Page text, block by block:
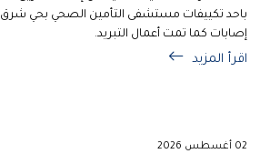
باحد تكييفات مستشفى التأمين الصحي بحي
إصابات كما تمت أعمال التبريد.
اقرأ المزيد
02 أغسطس 2026